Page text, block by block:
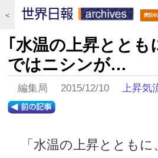
＜
｢水温の上昇ととも
ではニシンが…
編集局 2015/12/10上昇気
「水温の上昇とともに